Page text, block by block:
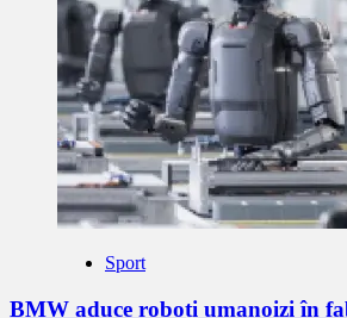
Sport
BMW aduce roboți umanoizi în